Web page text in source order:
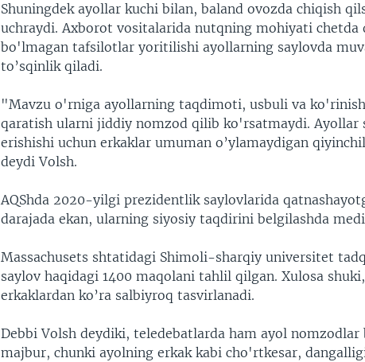
Shuningdek ayollar kuchi bilan, baland ovozda chiqish
uchraydi. Axborot vositalarida nutqning mohiyati chetda
bo'lmagan tafsilotlar yoritilishi ayollarning saylovda
to’sqinlik qiladi.
"Mavzu o'rniga ayollarning taqdimoti, usbuli va
qaratish ularni jiddiy nomzod qilib ko'rsatmaydi. Ayollar
erishishi uchun erkaklar umuman o’ylamaydigan
deydi Volsh.
AQShda 2020-yilgi prezidentlik saylovlarida
darajada ekan, ularning siyosiy taqdirini belgilashda
Massachusets shtatidagi Shimoli-sharqiy universitet
saylov haqidagi 1400 maqolani tahlil qilgan. Xulosa
erkaklardan ko’ra salbiyroq tasvirlanadi.
Debbi Volsh deydiki, teledebatlarda ham ayol
majbur, chunki ayolning erkak kabi cho'rtkesar,